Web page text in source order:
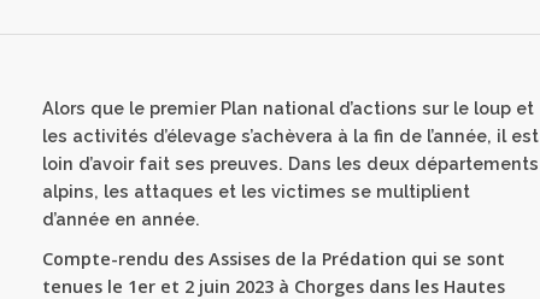
Alors que le premier Plan national d’actions sur le loup et
les activités d’élevage s’achèvera à la fin de l’année, il est
loin d’avoir fait ses preuves. Dans les deux départements
alpins, les attaques et les victimes se multiplient
d’année en année.
Compte-rendu des Assises de la Prédation qui se sont
tenues le 1er et 2 juin 2023 à Chorges dans les Hautes